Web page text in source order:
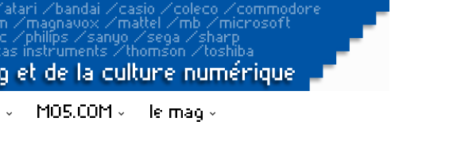
MO5.COM le mag